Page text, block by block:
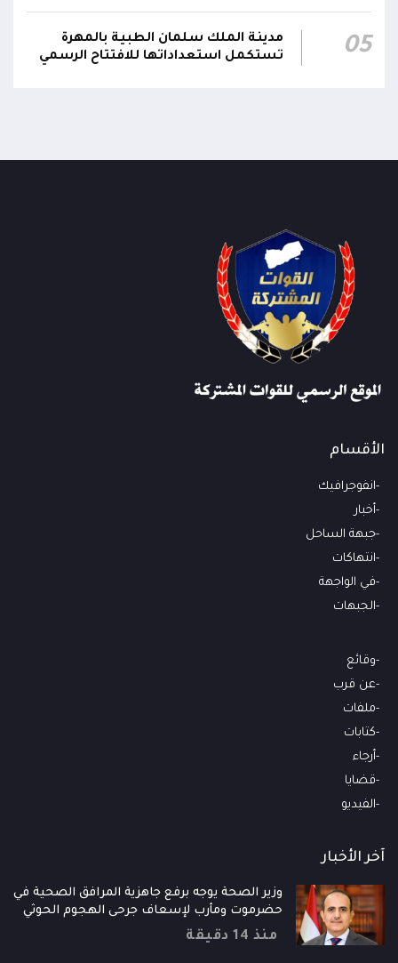
05
مدينة الملك سلمان الطبية بالمهرة
تستكمل استعداداتها للافتتاح الرسمي
الأقسام
انفوجرافيك
أخبار
جبهة الساحل
انتهاكات
في الواجهة
الجبهات
وقائع
عن قرب
ملفات
كتابات
أرجاء
قضايا
الفيديو
آخر الأخبار
وزير الصحة يوجه برفع جاهزية المرافق الصحية في
حضرموت ومأرب لإسعاف جرحى الهجوم الحوثي
منذ 14 دقيقة